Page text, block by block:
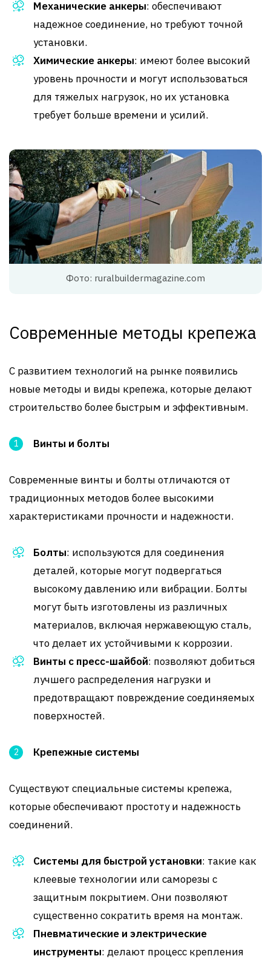
Механические анкеры: обеспечивают
надежное соединение, но требуют точной
установки.
Химические анкеры: имеют более высокий
уровень прочности и могут использоваться
для тяжелых нагрузок, но их установка
требует больше времени и усилий.
Фото: ruralbuildermagazine.com
Современные методы крепежа
С развитием технологий на рынке появились
новые методы и виды крепежа, которые делают
строительство более быстрым и эффективным.
Винты и болты
Современные винты и болты отличаются от
традиционных методов более высокими
характеристиками прочности и надежности.
Болты: используются для соединения
деталей, которые могут подвергаться
высокому давлению или вибрации. Болты
могут быть изготовлены из различных
материалов, включая нержавеющую сталь,
что делает их устойчивыми к коррозии.
Винты с пресс-шайбой: позволяют добиться
лучшего распределения нагрузки и
предотвращают повреждение соединяемых
поверхностей.
Крепежные системы
Существуют специальные системы крепежа,
которые обеспечивают простоту и надежность
соединений.
Системы для быстрой установки: такие как
клеевые технологии или саморезы с
защитным покрытием. Они позволяют
существенно сократить время на монтаж.
Пневматические и электрические
инструменты: делают процесс крепления